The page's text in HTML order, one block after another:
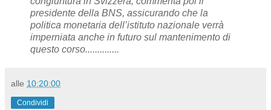
presidente della BNS, assicurando che la
politica monetaria dell’istituto nazionale verrà
imperniata anche in futuro sul mantenimento di
questo corso..............
alle 10:20:00
Condividi